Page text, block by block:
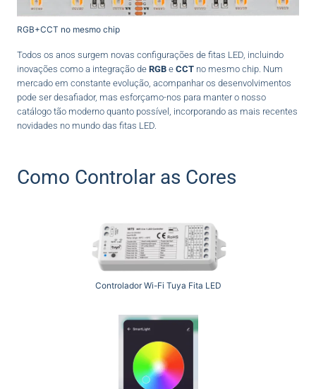
RGB+CCT no mesmo chip
Todos os anos surgem novas configurações de fitas LED, incluindo
inovações como a integração de RGB e CCT no mesmo chip. Num
mercado em constante evolução, acompanhar os desenvolvimentos
pode ser desafiador, mas esforçamo-nos para manter o nosso
catálogo tão moderno quanto possível, incorporando as mais recentes
novidades no mundo das fitas LED.
Como Controlar as Cores
Controlador Wi-Fi Tuya Fita LED